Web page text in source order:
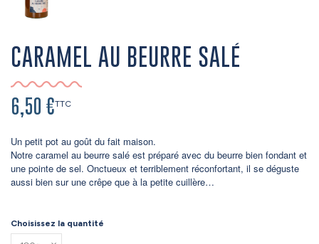
CARAMEL AU BEURRE SALÉ
6,50 €TTC
Un petit pot au goût du fait maison.
Notre caramel au beurre salé est préparé avec du beurre bien fondant et
une pointe de sel. Onctueux et terriblement réconfortant, il se déguste
aussi bien sur une crêpe que à la petite cuillère…
Choisissez la quantité